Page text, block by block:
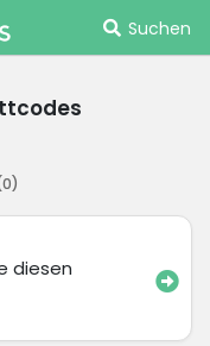
Suchen
0)
diesen